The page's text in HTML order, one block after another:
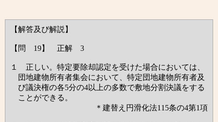
【解答及び解説】
【問 19】 正解 3
１ 正しい。特定要除却認定を受けた場合においては、
団地建物所有者集会において、特定団地建物所有者及
び議決権の各5分の4以上の多数で敷地分割決議をする
ことができる。
＊建替え円滑化法115条の4第1項